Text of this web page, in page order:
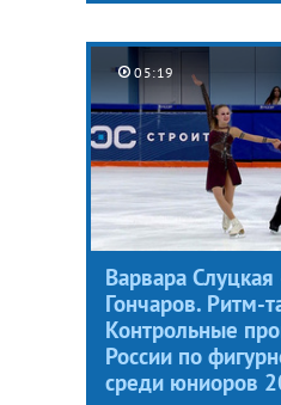
05:19
Варвара
Гончаров. Ритм-
Контрольные
России по
среди юниоров